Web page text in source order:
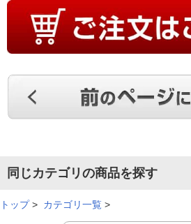
同じカテゴリの商品を探す
トップ> カテゴリ一覧 >